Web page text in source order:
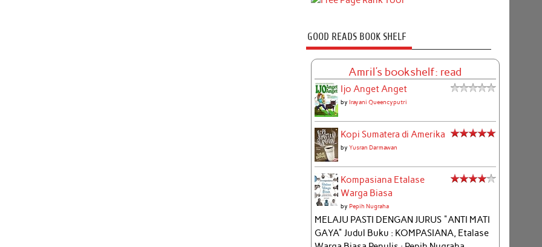
GOOD READS BOOK SHELF
Amril's bookshelf: read
Ijo Anget Anget
by Irayani Queencyputri
Kopi Sumatera di Amerika
by Yusran Darmawan
Kompasiana Etalase
Warga Biasa
by Pepih Nugraha
MELAJU PASTI DENGAN JURUS "ANTI MATI
GAYA" Judul Buku : KOMPASIANA, Etalase